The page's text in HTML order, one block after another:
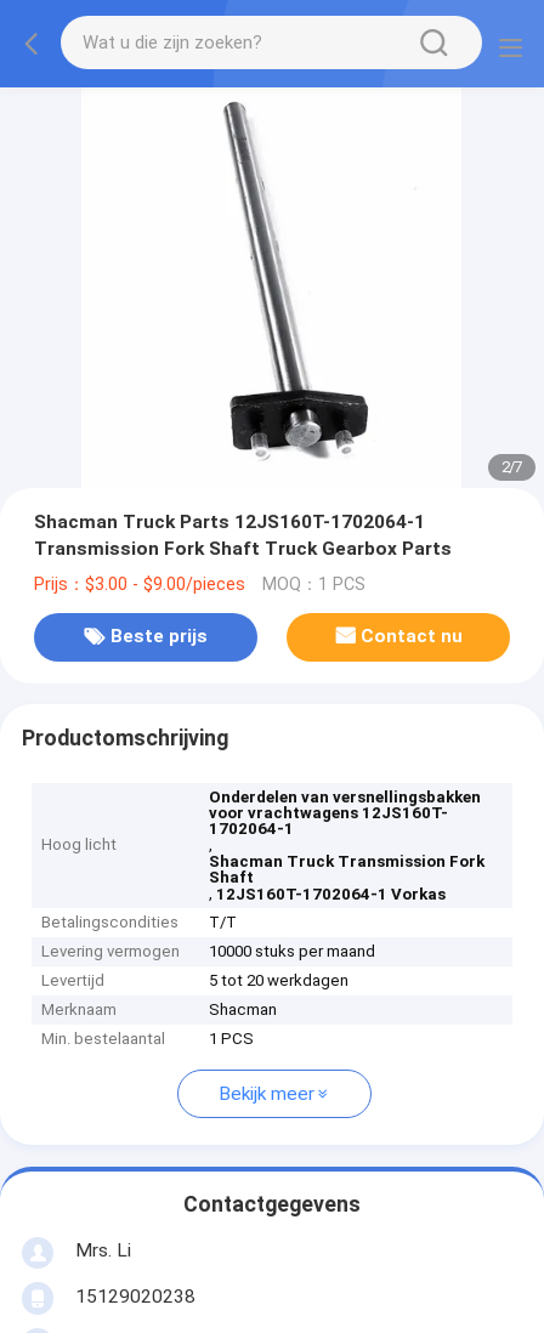
2/7
Shacman Truck Parts 12JS160T-1702064-1
Transmission Fork Shaft Truck Gearbox Parts
Prijs：$3.00 - $9.00/pieces MOQ：1 PCS
Beste prijs Contact nu
Productomschrijving
Hoog licht
Onderdelen van versnellingsbakken
voor vrachtwagens 12JS160T-
1702064-1
,
Shacman Truck Transmission Fork
Shaft
, 12JS160T-1702064-1 Vorkas
Betalingscondities
T/T
Levering vermogen
10000 stuks per maand
Levertijd
5 tot 20 werkdagen
Merknaam
Shacman
Min. bestelaantal
1 PCS
Bekijk meer
Contactgegevens
Mrs. Li
15129020238